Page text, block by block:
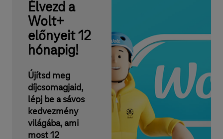
Élvezd a
Wolt+
előnyeit 12
hónapig!
Újítsd meg
díjcsomagjaid,
lépj be a sávos
kedvezmény
világába, ami
most 12